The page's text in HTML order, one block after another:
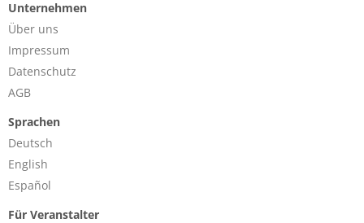
Unternehmen
Über uns
Impressum
Datenschutz
AGB
Sprachen
Deutsch
English
Español
Für Veranstalter